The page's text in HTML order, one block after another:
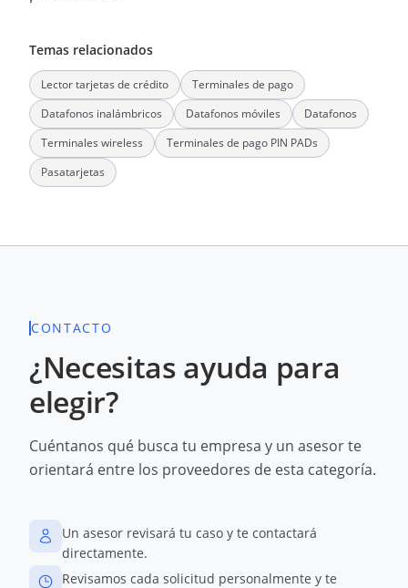
Temas relacionados
Lector tarjetas de crédito
Terminales de pago
Datafonos inalámbricos
Datafonos móviles
Datafonos
Terminales wireless
Terminales de pago PIN PADs
Pasatarjetas
CONTACTO
¿Necesitas ayuda para
elegir?
Cuéntanos qué busca tu empresa y un asesor te
orientará entre los proveedores de esta categoría.
Un asesor revisará tu caso y te contactará
directamente.
Revisamos cada solicitud personalmente y te